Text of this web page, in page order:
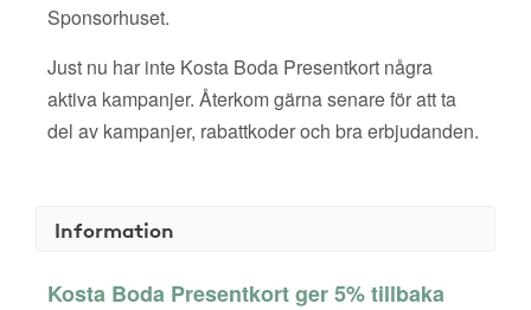
Sponsorhuset.
Just nu har inte Kosta Boda Presentkort några
aktiva kampanjer. Återkom gärna senare för att ta
del av kampanjer, rabattkoder och bra erbjudanden.
Information
Kosta Boda Presentkort ger 5% tillbaka